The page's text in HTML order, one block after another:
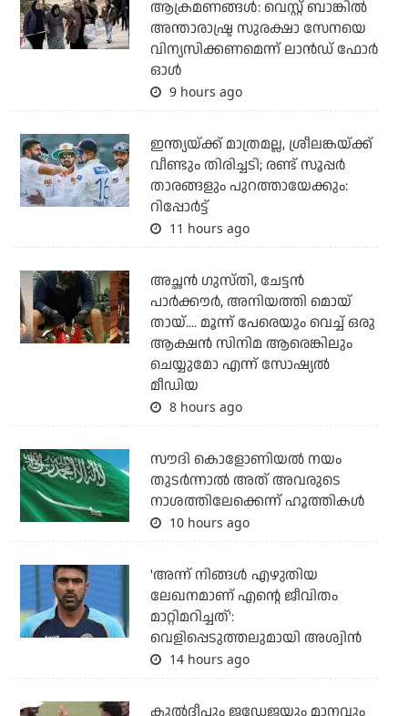
ആക്രമണങ്ങള്‍: വെസ്റ്റ് ബാങ്കില്‍
അന്താരാഷ്ട്ര സുരക്ഷാ സേനയെ
വിന്യസിക്കണമെന്ന് ലാന്‍ഡ് ഫോര്‍
ഓള്‍
9 hours ago
ഇന്ത്യയ്ക്ക് മാത്രമല്ല, ശ്രീലങ്കയ്ക്ക്
വീണ്ടും തിരിച്ചടി; രണ്ട് സൂപ്പര്‍
താരങ്ങളും പുറത്തായേക്കും:
റിപ്പോര്‍ട്ട്
11 hours ago
അച്ഛന്‍ ഗുസ്തി, ചേട്ടന്‍
പാര്‍ക്കൗര്‍, അനിയത്തി മൊയ്
തായ്.... മൂന്ന് പേരെയും വെച്ച് ഒരു
ആക്ഷന്‍ സിനിമ ആരെങ്കിലും
ചെയ്യുമോ എന്ന് സോഷ്യല്‍
മീഡിയ
8 hours ago
സൗദി കൊളോണിയല്‍ നയം
തുടര്‍ന്നാല്‍ അത് അവരുടെ
നാശത്തിലേക്കെന്ന് ഹൂത്തികള്‍
10 hours ago
'അന്ന് നിങ്ങള്‍ എഴുതിയ
ലേഖനമാണ് എന്റെ ജീവിതം
മാറ്റിമറിച്ചത്':
വെളിപ്പെടുത്തലുമായി അശ്വിന്‍
14 hours ago